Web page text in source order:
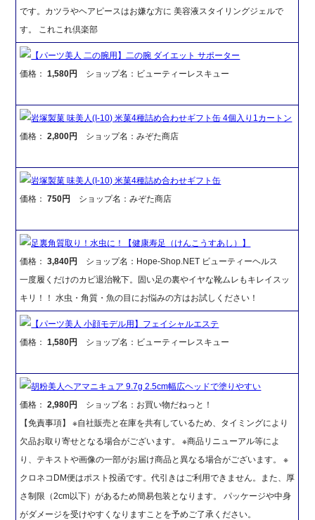
です。カツラやヘアピースはお嫌な方に 美容液スタイリングジェルで
す。 これこれ倶楽部
【パーツ美人 二の腕用】二の腕 ダイエット サポーター
価格：1,580円 ショップ名：ビューティーレスキュー
岩塚製菓 味美人(I-10) 米菓4種詰め合わせギフト缶 4個入り1カートン
価格：2,800円 ショップ名：みぞた商店
岩塚製菓 味美人(I-10) 米菓4種詰め合わせギフト缶
価格：750円 ショップ名：みぞた商店
足裏角質取り！水虫に！【健康寿足（けんこうすあし）】
価格：3,840円
ショップ名：Hope-Shop.NET ビューティーヘルス
一度履くだけのカビ退治靴下。固い足の裏やイヤな靴ムレもキレイスッ
キリ！！ 水虫・角質・魚の目にお悩みの方はお試しください！
【パーツ美人 小顔モデル用】フェイシャルエステ
価格：1,580円 ショップ名：ビューティーレスキュー
胡粉美人ヘアマニキュア 9.7g 2.5cm幅広ヘッドで塗りやすい
価格：2,980円
ショップ名：お買い物だねっと！
【免責事項】 ※自社販売と在庫を共有しているため、タイミングにより
欠品お取り寄せとなる場合がございます。 ※商品リニューアル等によ
り、テキストや画像の一部がお届け商品と異なる場合がございます。 ※
クロネコDM便はポスト投函です。代引きはご利用できません。また、厚
さ制限（2cm以下）があるため簡易包装となります。 パッケージや中身
がダメージを受けやすくなりますことを予めご了承ください。